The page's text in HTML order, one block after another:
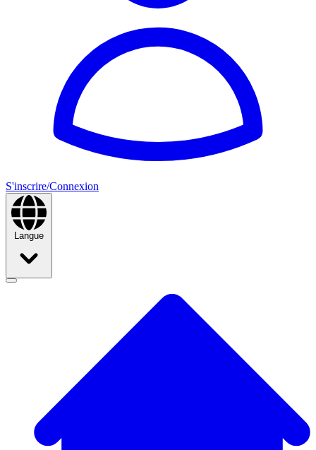
S'inscrire/Connexion
Langue